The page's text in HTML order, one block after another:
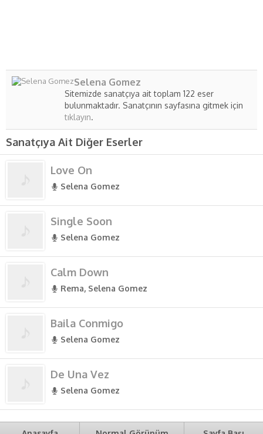
Selena Gomez
Sitemizde sanatçıya ait toplam 122 eser
bulunmaktadır. Sanatçının sayfasına gitmek için
tıklayın.
Sanatçıya Ait Diğer Eserler
Love On
Selena Gomez
Single Soon
Selena Gomez
Calm Down
Rema, Selena Gomez
Baila Conmigo
Selena Gomez
De Una Vez
Selena Gomez